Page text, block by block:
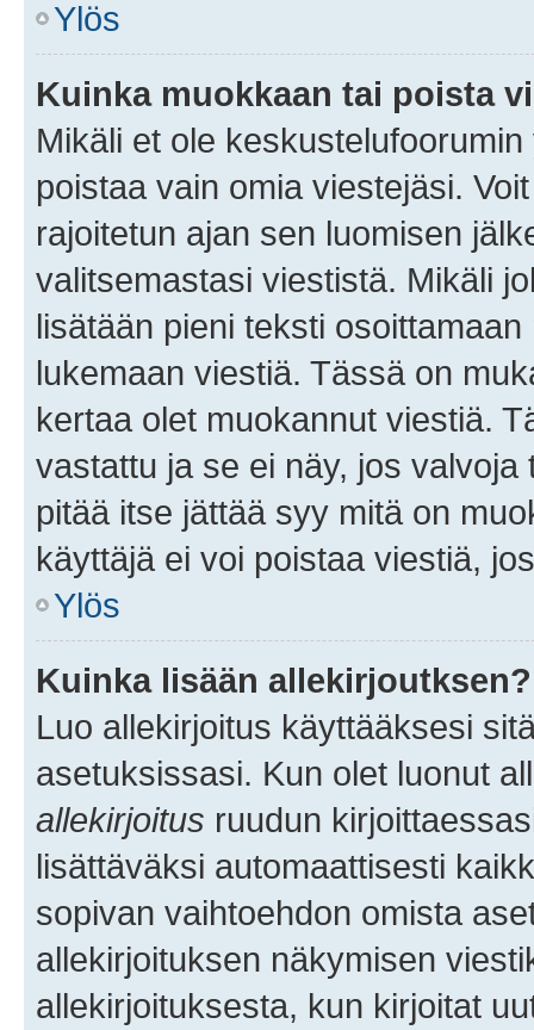
Ylös
Kuinka muokkaan tai poista
Mikäli et ole
poistaa vain omia viestejäsi.
rajoitetun ajan sen luomisen
valitsemastasi viestistä. Mikäli
lisätään pieni teksti
lukemaan viestiä. Tässä on
kertaa olet muokannut viestiä.
vastattu ja se ei näy, jos
pitää itse jättää syy mitä on
käyttäjä ei voi poistaa viestiä,
Ylös
Kuinka lisään allekirjoutksen?
Luo allekirjoitus käyttääksesi
asetuksissasi. Kun olet luonut
allekirjoitus ruudun
lisättäväksi automaattisesti
sopivan vaihtoehdon omista
allekirjoituksen näkymisen
allekirjoituksesta, kun kirjoitat